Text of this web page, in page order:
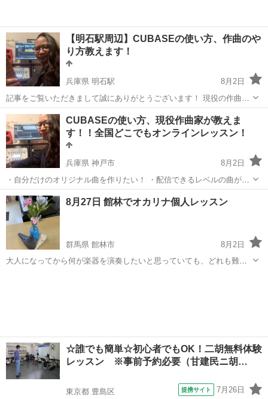
【明石駅周辺】CUBASEの使い方、作曲のや
り方教えます！
兵庫県 明石駅
8月2日
記事をご覧いただきまして誠にありがとうございます！ 現役の作曲家
が明石駅周辺のカラオケ、カフェなどでCUBASEの使い方を直接レッ
スンいたします！ 勿論作曲や音楽理論などについてのレッスンも合わ
せて行いますので、幅広...
兵庫 神戸市 その他 オリジナル曲
CUBASEの使い方、現役作曲家が教えま
す！！全国どこでもオンラインレッスン！
兵庫県 神戸市
8月2日
・自分だけのオリジナル曲を作りたい！ ・配信できるレベルの曲が作
れるようになりたい！ ・バンドを組みたいけどメンバーがいない、時
間がない！ ・バンドのデモ音源が作れるようになりたい！ ・歌ってみ
た等の...
兵庫 神戸市 その他 オリジナル曲
8月27日 館林でオカリナ個人レッスン
群馬県 館林市
8月2日
大人になってから何が楽器を演奏したいと思っていても、どれも難し
☆誰でも簡単☆初心者でもOK！二胡無料体験
レッスン ※事前予約必要（甘建民ニ胡…
東京都 豊島区 提携サイト 7月26日